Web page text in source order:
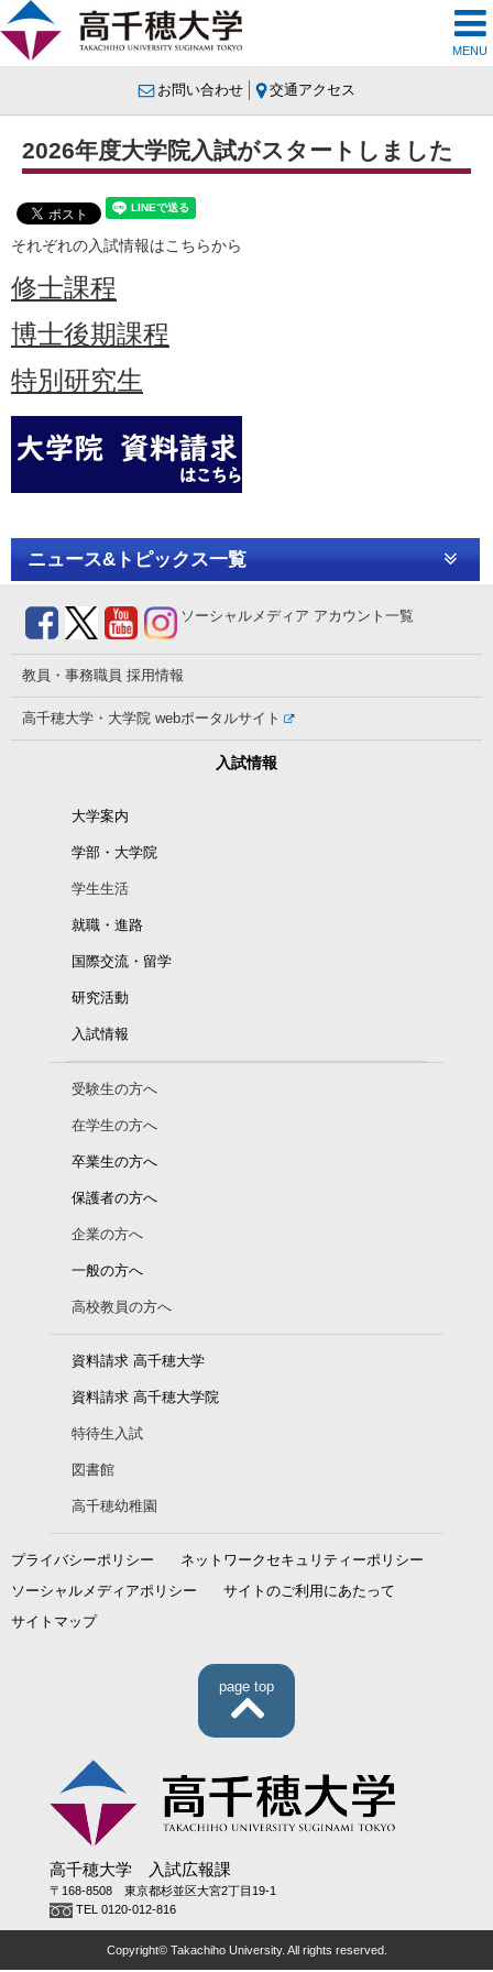
MENU
お問い合わせ 交通アクセス
ニュース&トピックス一覧
2026年度大学院入試がスタートしました
それぞれの入試情報はこちらから
修士課程
博士後期課程
特別研究生
ソーシャルメディア アカウント一覧
教員・事務職員 採用情報
高千穂大学・大学院 webポータルサイト
入試情報
大学案内
学部・大学院
学生生活
就職・進路
国際交流・留学
研究活動
入試情報
受験生の方へ
在学生の方へ
卒業生の方へ
保護者の方へ
企業の方へ
一般の方へ
高校教員の方へ
資料請求 高千穂大学
資料請求 高千穂大学院
特待生入試
図書館
高千穂幼稚園
プライバシーポリシー
ネットワークセキュリティーポリシー
ソーシャルメディアポリシー
サイトのご利用にあたって
サイトマップ
page top
高千穂大学 入試広報課
〒168-8508 東京都杉並区大宮2丁目19-1
TEL 0120-012-816
Copyright© Takachiho University. All rights reserved.